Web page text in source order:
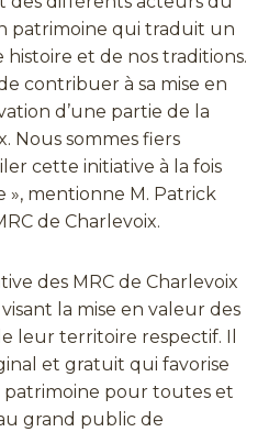
patrimoine qui traduit un
et de nos traditions.
contribuer à sa mise en
d’une partie de la
Nous sommes fiers
cette initiative à la fois
mentionne M. Patrick
de Charlevoix.
des MRC de Charlevoix
la mise en valeur des
leur territoire respectif. Il
et gratuit qui favorise
patrimoine pour toutes et
grand public de